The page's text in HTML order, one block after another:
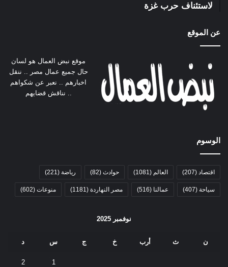
لاستئناف حرب غزة
عن الموقع
موقع نبض العمال هو لسان
حال جميع عمال مصر .. ننقل
اخبارهم .. نعبر عن شكواهم
.. نناقش قضايهم
الوسوم
اقتصاد (207) العالم (1081) حوادث (82) رياضة (221)
سياحة (407) عمالنا (516) مصر النهاردة (1181) منوعات (602)
نوفمبر 2025
ن ث أرب خ ج س د
1
2